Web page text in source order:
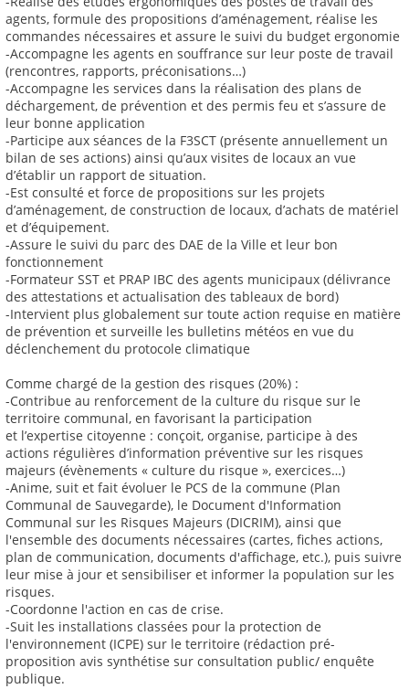
agents, formule des propositions d’aménagement, réalise les
commandes nécessaires et assure le suivi du budget ergonomie
-Accompagne les agents en souffrance sur leur poste de travail
(rencontres, rapports, préconisations…)
-Accompagne les services dans la réalisation des plans de
déchargement, de prévention et des permis feu et s’assure de
leur bonne application
-Participe aux séances de la F3SCT (présente annuellement un
bilan de ses actions) ainsi qu’aux visites de locaux an vue
d’établir un rapport de situation.
-Est consulté et force de propositions sur les projets
d’aménagement, de construction de locaux, d’achats de matériel
et d’équipement.
-Assure le suivi du parc des DAE de la Ville et leur bon
fonctionnement
-Formateur SST et PRAP IBC des agents municipaux (délivrance
des attestations et actualisation des tableaux de bord)
-Intervient plus globalement sur toute action requise en matière
de prévention et surveille les bulletins météos en vue du
déclenchement du protocole climatique
Comme chargé de la gestion des risques (20%) :
-Contribue au renforcement de la culture du risque sur le
territoire communal, en favorisant la participation
et l’expertise citoyenne : conçoit, organise, participe à des
actions régulières d’information préventive sur les risques
majeurs (évènements « culture du risque », exercices…)
-Anime, suit et fait évoluer le PCS de la commune (Plan
Communal de Sauvegarde), le Document d'Information
Communal sur les Risques Majeurs (DICRIM), ainsi que
l'ensemble des documents nécessaires (cartes, fiches actions,
plan de communication, documents d'affichage, etc.), puis suivre
leur mise à jour et sensibiliser et informer la population sur les
risques.
-Coordonne l'action en cas de crise.
-Suit les installations classées pour la protection de
l'environnement (ICPE) sur le territoire (rédaction pré-
proposition avis synthétise sur consultation public/ enquête
publique.